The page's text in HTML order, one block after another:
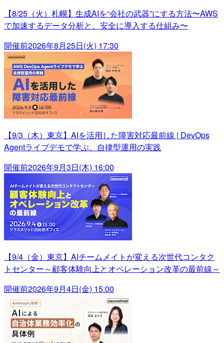
【8/25（火）札幌】生成AIを“会社の武器”にする方法〜AWS
で加速するデータ分析と、安全に導入する仕組み〜
開催前2026年8月25日(火) 17:30
【9/3（木）東京】AIを活用した障害対応最前線 | DevOps
Agentライブデモで学ぶ、自律型運用の実践
開催前2026年9月3日(木) 16:00
【9/4（金）東京】AIチームメイトが変える次世代コンタク
トセンター～顧客体験向上とオペレーション改革の最前線～
開催前2026年9月4日(金) 15:00